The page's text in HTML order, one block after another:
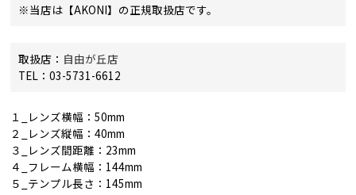
※当店は【AKONI】の正規取扱店です。
取扱店： 自由が丘店
TEL：03-5731-6612
１_レンズ横幅：50mm
２_レンズ縦幅：40mm
３_レンズ間距離：23mm
４_フレーム横幅：144mm
５_テンプル長さ：145mm